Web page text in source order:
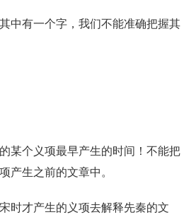
中有一个字，我们不能准确把握其
某个义项最早产生的时间！不能把
产生之前的文章中。
时才产生的义项去解释先秦的文